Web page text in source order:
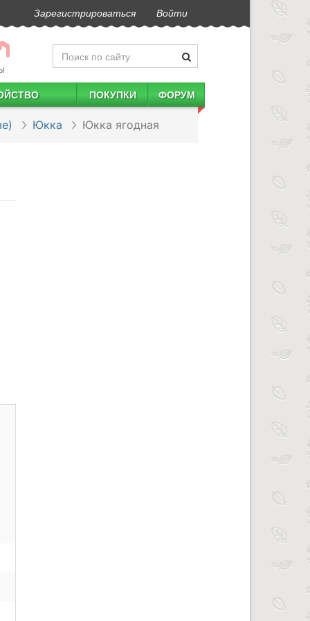
Зарегистрироваться Войти
ПОКУПКИ ФОРУМ
Юкка Юкка ягодная